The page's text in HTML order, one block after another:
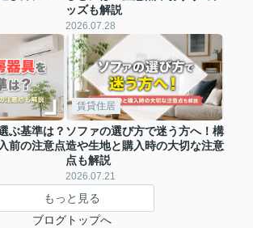
ッズも解説
2026.07.28
ぶ基準は？
前の注意点
賃貸住居
ソファの選び方で迷う方へ！構
造や生地と購入時の大切な注意
点も解説
2026.07.21
もっと見る
ブログトップへ